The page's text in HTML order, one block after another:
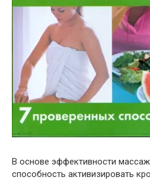
В основе эффективности
способность активизировать